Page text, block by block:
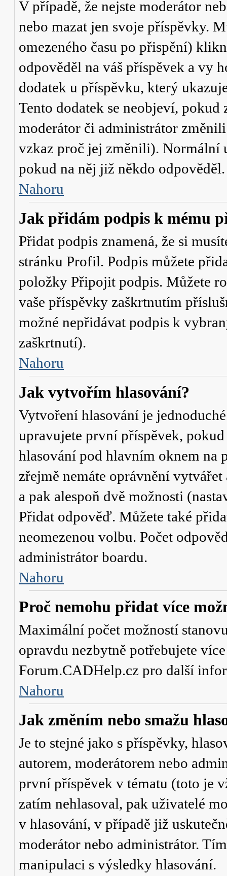
V případě, že nejste moderátor
nebo mazat jen svoje příspěvky.
omezeného času po přispění)
odpověděl na váš příspěvek a vy
dodatek u příspěvku, který
Tento dodatek se neobjeví,
moderátor či administrátor
vzkaz proč jej změnili). Normální
pokud na něj již někdo odpověděl.
Nahoru
Jak přidám podpis k mému
Přidat podpis znamená, že si
stránku Profil. Podpis můžete
položky Připojit podpis. Můžete
vaše příspěvky zaškrtnutím
možné nepřidávat podpis k
zaškrtnutí).
Nahoru
Jak vytvořím hlasování?
Vytvoření hlasování je
upravujete první příspěvek,
hlasování pod hlavním oknem na
zřejmě nemáte oprávnění
a pak alespoň dvě možnosti
Přidat odpověď. Můžete také
neomezenou volbu. Počet
administrátor boardu.
Nahoru
Proč nemohu přidat více
Maximální počet možností
opravdu nezbytně potřebujete
Forum.CADHelp.cz pro další
Nahoru
Jak změním nebo smažu
Je to stejné jako s příspěvky,
autorem, moderátorem nebo
první příspěvek v tématu (toto je
zatím nehlasoval, pak uživatelé
v hlasování, v případě již
moderátor nebo administrátor.
manipulaci s výsledky hlasování.